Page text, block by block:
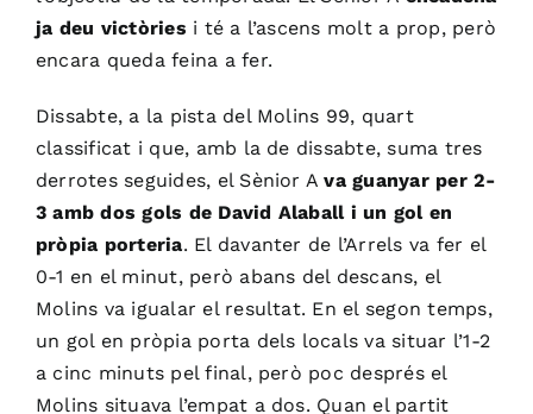
ja deu victòries i té a l’ascens molt a prop, però
encara queda feina a fer.
Dissabte, a la pista del Molins 99, quart
classificat i que, amb la de dissabte, suma tres
derrotes seguides, el Sènior Ava guanyar per 2-
3 amb dos gols de David Alaball i un gol en
pròpia porteria. El davanter de l’Arrels va fer el
0-1 en el minut, però abans del descans, el
Molins va igualar el resultat. En el segon temps,
un gol en pròpia porta dels locals va situar l’1-2
a cinc minuts pel final, però poc després el
Molins situava l’empat a dos. Quan el partit